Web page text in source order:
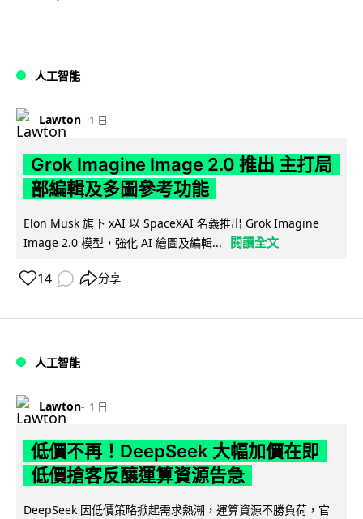
人工智能
Lawton 1 日
Grok Imagine Image 2.0 推出 主打局
部編輯及多圖參考功能
Elon Musk 旗下 xAI 以 SpaceXAI 名義推出 Grok Imagine
Image 2.0 模型，強化 AI 繪圖及編輯...
閱讀全文
14 分享
人工智能
Lawton 1 日
低價不再！DeepSeek 大幅加價在即
低價搶客反釀運算資源告急
DeepSeek 因低價策略掀起需求熱潮，運算資源不勝負荷，官